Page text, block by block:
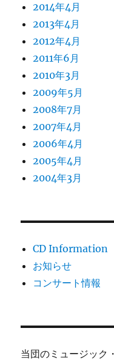
2014年4月
2013年4月
2012年4月
2011年6月
2010年3月
2009年5月
2008年7月
2007年4月
2006年4月
2005年4月
2004年3月
CD Information
お知らせ
コンサート情報
当団のミュージック